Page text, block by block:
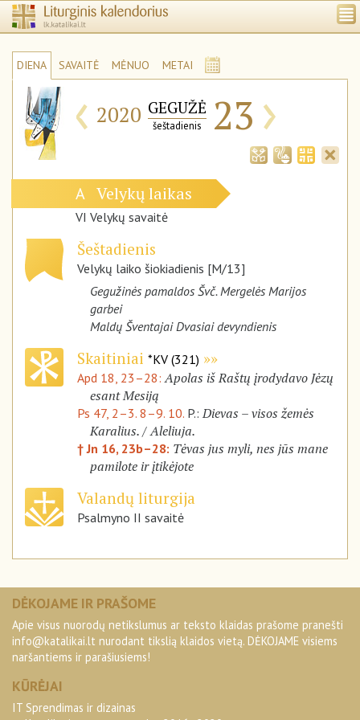
DIENA SAVAITĖ MĖNUO METAI
‹ 2020 GEGUŽĖ
šeštadienis 23 ›
A Velykų laikas
VI Velykų savaitė
Šeštadienis
Velykų laiko šiokiadienis [M/13]
Gegužinės pamaldos Švč. Mergelės Marijos
garbei
Maldų Šventajai Dvasiai devyndienis
Skaitiniai *KV (321)
Apd 18, 23–28:Apolas iš Raštų įrodydavo Jėzų
esant Mesiją
Ps 47, 2–3. 8–9. 10. P.:Dievas – visos žemės
Karalius. / Aleliuja.
† Jn 16, 23b–28: Tėvas jus myli, nes jūs mane
pamilote ir įtikėjote
Valandų liturgija
Psalmyno II savaitė
DĖKOJAME IR PRAŠOME
Apie visus nuorodų netikslumus ar teksto klaidas prašome pranešti
info@katalikai.lt nurodant tikslią klaidos vietą. DĖKOJAME visiems
naršantiems ir parašiusiems!
KŪRĖJAI
IT Sprendimas ir dizainas